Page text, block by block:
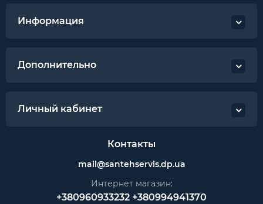
Информация
Дополнительно
Личный кабинет
Контакты
mail@santehservis.dp.ua
Интернет магазин:
+380960933232 +380994941370